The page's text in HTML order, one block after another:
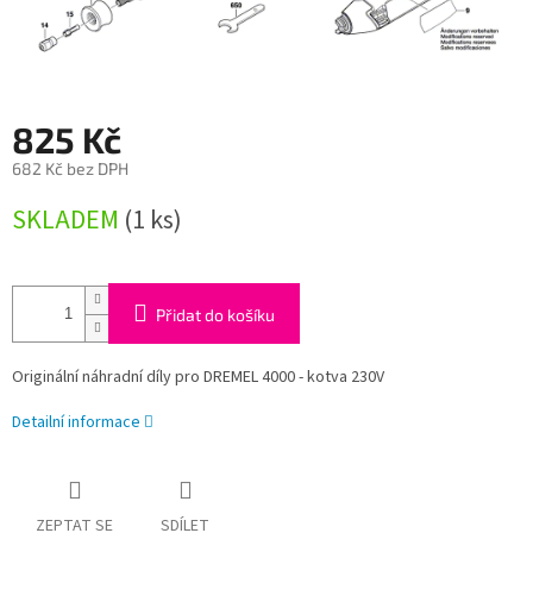
825 Kč
682 Kč bez DPH
cena:
SKLADEM (1 ks)
Přidat do košíku
Originální náhradní díly pro DREMEL 4000 - kotva 230V
Detailní informace
ZEPTAT SE SDÍLET